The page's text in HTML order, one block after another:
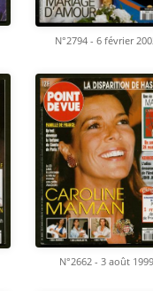
N°2794 - 6 février
N°2662 - 3 août 1999